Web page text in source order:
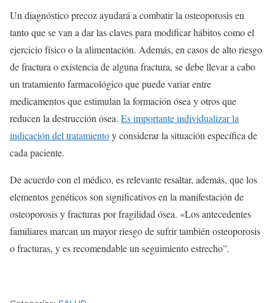
Un diagnóstico precoz ayudará a combatir la osteoporosis en
tanto que se van a dar las claves para modificar hábitos como el
ejercicio físico o la alimentación. Además, en casos de alto riesgo
de fractura o existencia de alguna fractura, se debe llevar a cabo
un tratamiento farmacológico que puede variar entre
medicamentos que estimulan la formación ósea y otros que
reducen la destrucción ósea. Es importante individualizar la
indicación del tratamientoy considerar la situación específica de
cada paciente.
De acuerdo con el médico, es relevante resaltar, además, que los
elementos genéticos son significativos en la manifestación de
osteoporosis y fracturas por fragilidad ósea. «Los antecedentes
familiares marcan un mayor riesgo de sufrir también osteoporosis
o fracturas, y es recomendable un seguimiento estrecho”.